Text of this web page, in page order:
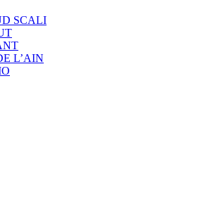
SCALI
L’AIN